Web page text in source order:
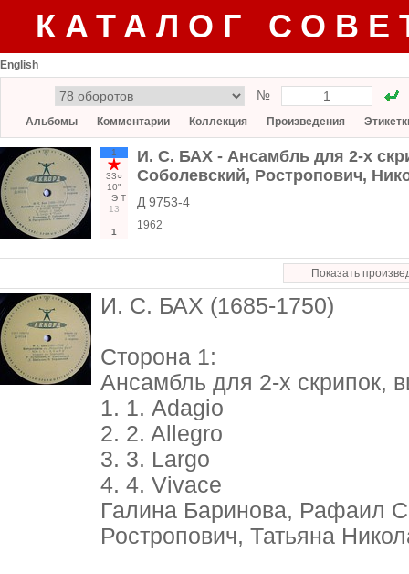
КАТАЛОГ
English
№
Альбомы Комментарии Коллекция Произведения
1
33○
10"
Э Т
13
1
И. С. БАХ - Ансамбль для 2-х
Соболевский, Ростропович,
Д 9753-4
1962
Показать
И. С. БАХ (1685-1750)
Сторона 1:
Ансамбль для 2-х скрипок,
1. 1. Adagio
2. 2. Allegro
3. 3. Largo
4. 4. Vivace
Галина Баринова, Рафаил
Ростропович, Татьяна